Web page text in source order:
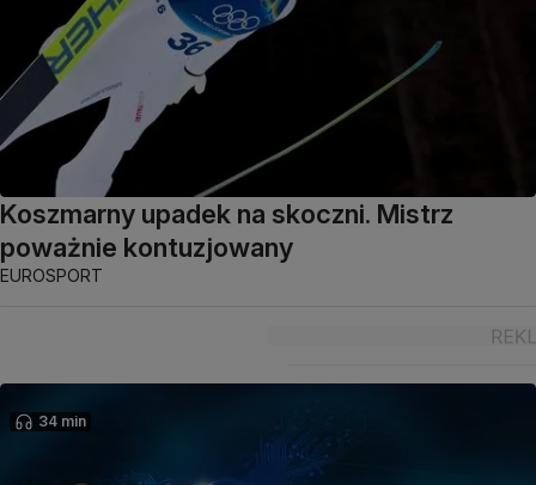
Koszmarny upadek na skoczni. Mistrz
poważnie kontuzjowany
EUROSPORT
34 min